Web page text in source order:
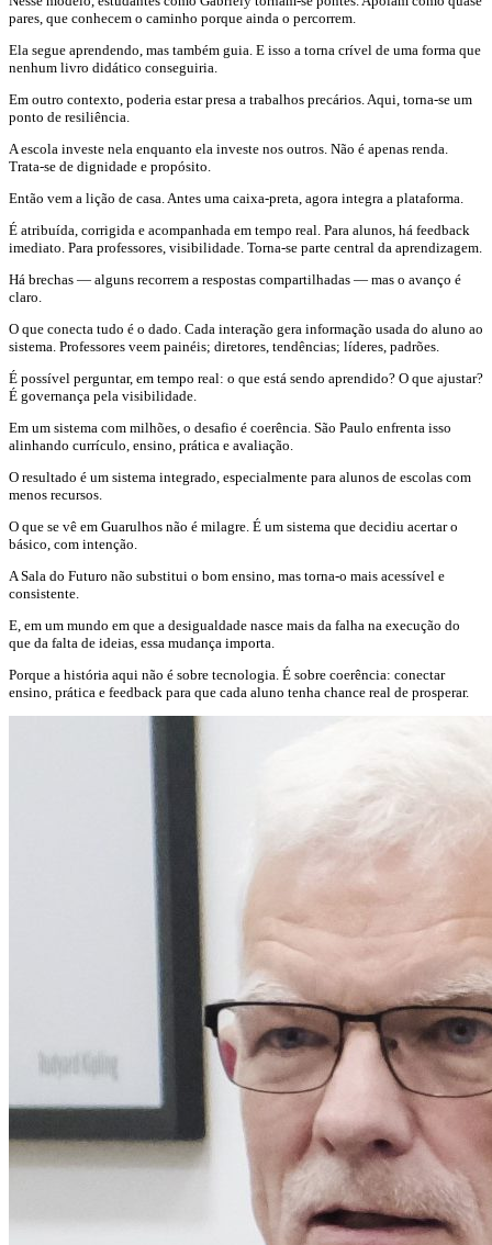
pares, que conhecem o caminho porque ainda o percorrem.
Ela segue aprendendo, mas também guia. E isso a torna crível de uma forma que
nenhum livro didático conseguiria.
Em outro contexto, poderia estar presa a trabalhos precários. Aqui, torna-se um
ponto de resiliência.
A escola investe nela enquanto ela investe nos outros. Não é apenas renda.
Trata-se de dignidade e propósito.
Então vem a lição de casa. Antes uma caixa-preta, agora integra a plataforma.
É atribuída, corrigida e acompanhada em tempo real. Para alunos, há feedback
imediato. Para professores, visibilidade. Torna-se parte central da aprendizagem.
Há brechas — alguns recorrem a respostas compartilhadas — mas o avanço é
claro.
O que conecta tudo é o dado. Cada interação gera informação usada do aluno ao
sistema. Professores veem painéis; diretores, tendências; líderes, padrões.
É possível perguntar, em tempo real: o que está sendo aprendido? O que ajustar?
É governança pela visibilidade.
Em um sistema com milhões, o desafio é coerência. São Paulo enfrenta isso
alinhando currículo, ensino, prática e avaliação.
O resultado é um sistema integrado, especialmente para alunos de escolas com
menos recursos.
O que se vê em Guarulhos não é milagre. É um sistema que decidiu acertar o
básico, com intenção.
A Sala do Futuro não substitui o bom ensino, mas torna-o mais acessível e
consistente.
E, em um mundo em que a desigualdade nasce mais da falha na execução do
que da falta de ideias, essa mudança importa.
Porque a história aqui não é sobre tecnologia. É sobre coerência: conectar
ensino, prática e feedback para que cada aluno tenha chance real de prosperar.